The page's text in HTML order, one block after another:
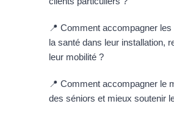
📍 Comment accompagner
la santé dans leur installation,
leur mobilité ?
📍 Comment accompagner le
des séniors et mieux soutenir